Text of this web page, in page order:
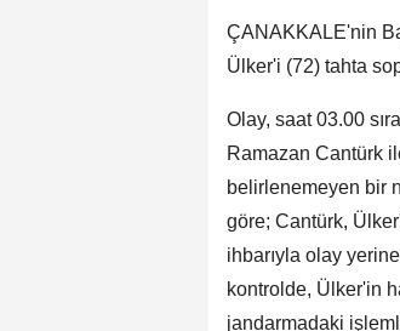
ÇANAKKALE'nin
Ülker'i (72) tahta
Olay, saat 03.00
Ramazan Cantürk
belirlenemeyen bir
göre; Cantürk,
ihbarıyla olay
kontrolde, Ülker'in
jandarmadaki